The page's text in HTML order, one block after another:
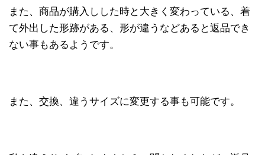
また、商品が購入しした時と大きく変わっている、着
て外出した形跡がある、形が違うなどあると返品でき
ない事もあるようです。
また、交換、違うサイズに変更する事も可能です。